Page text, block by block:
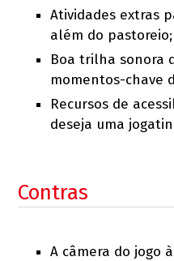
Atividades extras
além do pastoreio;
Boa trilha sonora
momentos-chave
Recursos de
deseja uma
Contras
A câmera do jogo